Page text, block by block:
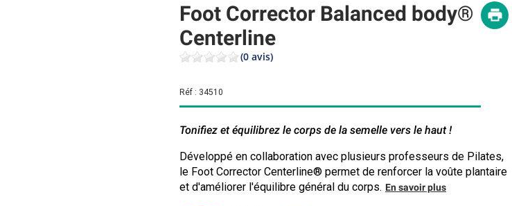
Foot Corrector Balanced body®
Centerline
(0 avis)
Réf : 34510
Tonifiez et équilibrez le corps de la semelle vers le haut !
Développé en collaboration avec plusieurs professeurs de Pilates,
le Foot Corrector Centerline® permet de renforcer la voûte plantaire
et d'améliorer l'équilibre général du corps. En savoir plus